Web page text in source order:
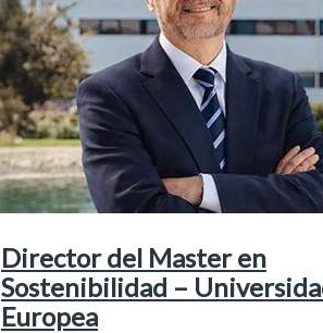
Director del Master en
Sostenibilidad –
Europea